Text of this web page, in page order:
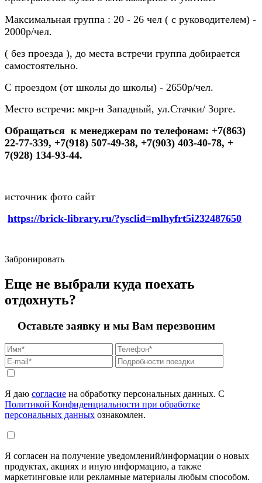
Максимальная группа : 20 - 26 чел ( с руководителем) -
2000р/чел.
( без проезда ), до места встречи группа добирается
самостоятельно.
С проездом (от школы до школы) - 2650р/чел.
Место встречи: мкр-н Западный, ул.Стачки/ Зорге.
Обращаться к менеджерам по телефонам: +7(863)
22-77-339, +7(918) 507-49-38, +7(903) 403-40-78, +
7(928) 134-93-44.
источник фото сайт
https://brick-library.ru/?ysclid=mlhyfrt5i232487650
Забронировать
Еще не выбрали куда поехать
отдохнуть?
Оставьте заявку и мы Вам перезвоним
Я даю согласие на обработку персональных данных. С
Политикой Конфиденциальности при обработке
персональных данных ознакомлен.
Я согласен на получение уведомлений/информации о новых
продуктах, акциях и иную информацию, а также
маркетинговые или рекламные материалы любым способом.